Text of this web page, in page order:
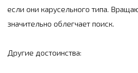
если они карусельного типа.
значительно облегчает поиск.
Другие достоинства: